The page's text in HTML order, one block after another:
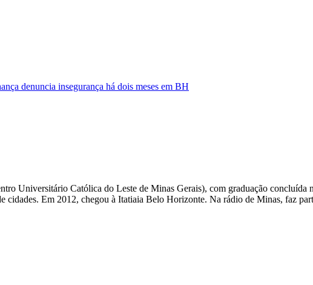
denuncia insegurança há dois meses em BH
Universitário Católica do Leste de Minas Gerais), com graduação
cidades. Em 2012, chegou à Itatiaia Belo Horizonte. Na rádio de Minas, faz